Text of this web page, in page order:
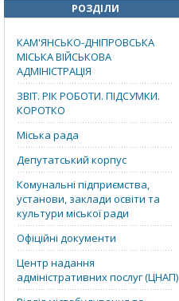
РОЗДІЛИ
КАМ'ЯНСЬКО-ДНІПРОВСЬКА
МІСЬКА ВІЙСЬКОВА
АДМІНІСТРАЦІЯ
ЗВІТ. РІК РОБОТИ. ПІДСУМКИ.
КОРОТКО
Міська рада
Депутатський корпус
Комунальні підприємства,
установи, заклади освіти та
культури міської ради
Офіційні документи
Центр надання
адміністративних послуг (ЦНАП)